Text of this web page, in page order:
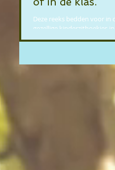
Deze reeks bedden voor in
gezellige kinderzithoekjes
spreken tot de verbeelding.